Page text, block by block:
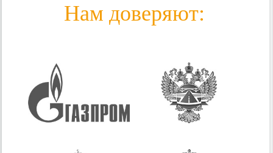
Нам доверяют: